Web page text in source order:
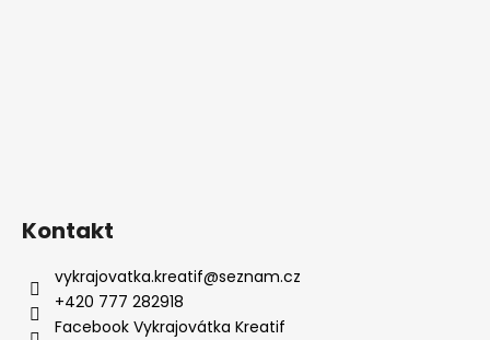
Kontakt
vykrajovatka.kreatif@seznam.cz
+420 777 282918
Facebook Vykrajovátka Kreatif